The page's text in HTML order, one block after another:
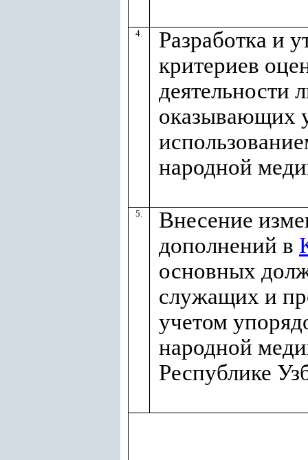
4.
Разработка и
критериев
деятельности
оказывающих
народной
5.
Внесение
дополнений в
основных
служащих и
учетом
народной
Республике